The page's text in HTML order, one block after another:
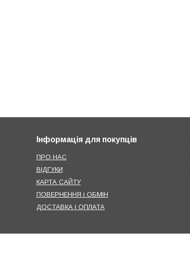
Інформація для покупців
ПРО НАС
ВІДГУКИ
КАРТА САЙТУ
ПОВЕРНЕННЯ і ОБМІН
ДОСТАВКА І ОПЛАТА